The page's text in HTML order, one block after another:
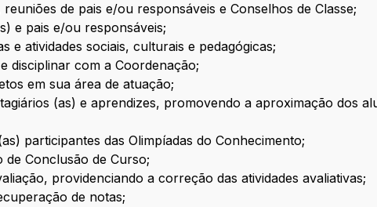
de pais e/ou responsáveis e Conselhos de Classe;
e pais e/ou responsáveis;
e atividades sociais, culturais e pedagógicas;
disciplinar com a Coordenação;
em sua área de atuação;
(as) e aprendizes, promovendo a aproximação dos
participantes das Olimpíadas do Conhecimento;
Conclusão de Curso;
providenciando a correção das atividades avaliativas;
de notas;